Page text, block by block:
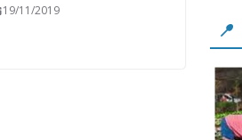
19/11/2019